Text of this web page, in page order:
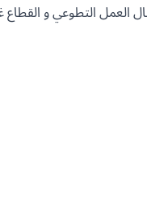
التطوعي و القطاع